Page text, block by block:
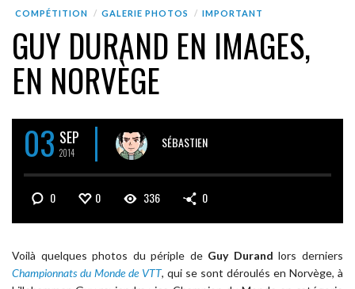
COMPÉTITION GALERIE PHOTOS IMPORTANT
GUY DURAND EN IMAGES,
EN NORVÈGE
03 SEP
2014
SÉBASTIEN
0 0 336 0
Voilà quelques photos du périple de Guy Durand lors derniers
Championnats du Monde de VTT, qui se sont déroulés en Norvège, à